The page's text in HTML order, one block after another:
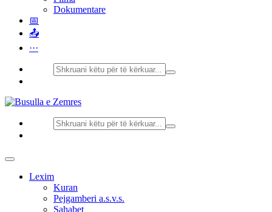
Dokumentare
📅
📤
···
Lexim
Kuran
Pejgamberi a.s.v.s.
Sahabet